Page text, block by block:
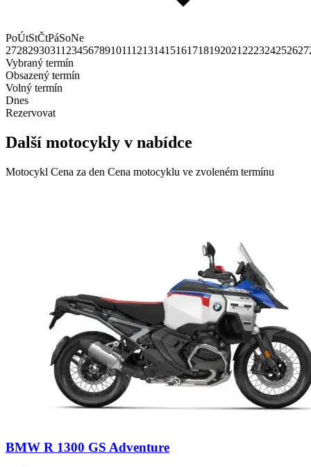
PoÚtStČtPáSoNe
2728293031123456789101112131415161718192021222324252627
Vybraný termín
Obsazený termín
Volný termín
Dnes
Rezervovat
Další motocykly v nabídce
Motocykl Cena za den Cena motocyklu ve zvoleném termínu
BMW R 1300 GS Adventure